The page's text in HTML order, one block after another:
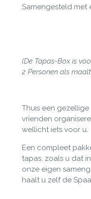
Samengesteld met
(De Tapas-Box is
2 Personen als
Thuis een
vrienden
wellicht iets voor u.
Een compleet
tapas, zoals u dat
onze eigen
haalt u zelf de